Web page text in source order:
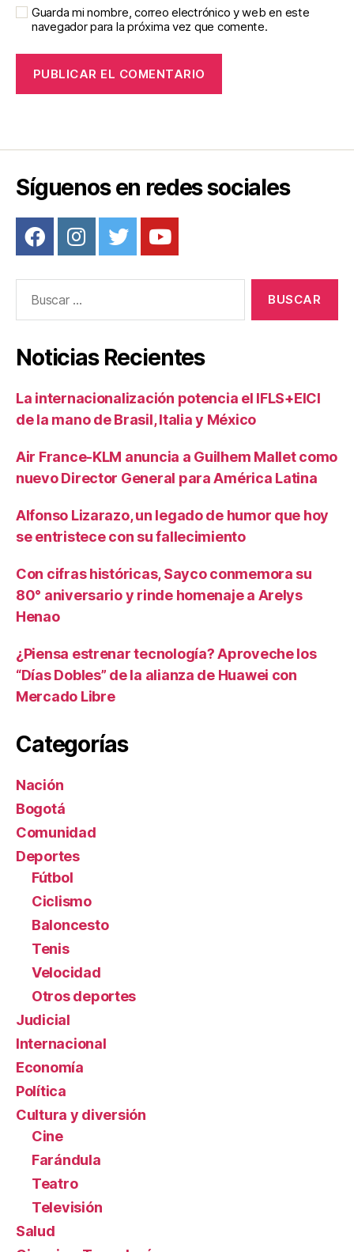
Guarda mi nombre, correo electrónico y web en este
navegador para la próxima vez que comente.
Síguenos en redes sociales
Noticias Recientes
La internacionalización potencia el IFLS+EICI
de la mano de Brasil, Italia y México
Air France-KLM anuncia a Guilhem Mallet como
nuevo Director General para América Latina
Alfonso Lizarazo, un legado de humor que hoy
se entristece con su fallecimiento
Con cifras históricas, Sayco conmemora su
80° aniversario y rinde homenaje a Arelys
Henao
¿Piensa estrenar tecnología? Aproveche los
“Días Dobles” de la alianza de Huawei con
Mercado Libre
Categorías
Nación
Bogotá
Comunidad
Deportes
Fútbol
Ciclismo
Baloncesto
Tenis
Velocidad
Otros deportes
Judicial
Internacional
Economía
Política
Cultura y diversión
Cine
Farándula
Teatro
Televisión
Salud